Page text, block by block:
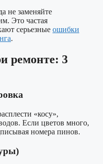
не заменяйте
Это частая
серьезные ошибки
.
ремонте: 3
«косу»,
Если цветов много,
номера пинов.